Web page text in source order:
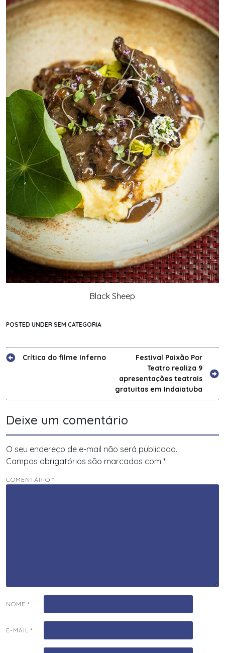
Black Sheep
POSTED UNDER SEM CATEGORIA
Navegação
Crítica do filme Inferno
Festival Paixão Por
Teatro realiza 9
apresentações teatrais
gratuitas em Indaiatuba
Deixe um comentário
O seu endereço de e-mail não será publicado.
Campos obrigatórios são marcados com *
COMENTÁRIO *
NOME *
E-MAIL *